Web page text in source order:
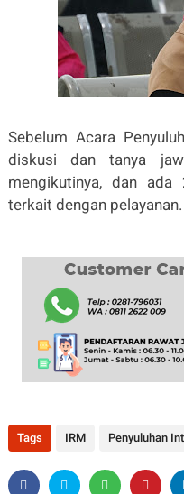
Sebelum Acara
diskusi dan tanya
mengikutinya, dan ada
terkait dengan pelayanan.
Tags IRM Penyuluhan